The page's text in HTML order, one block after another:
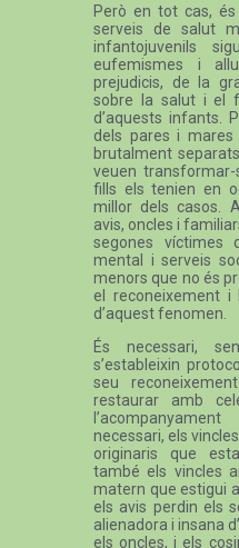
Però en tot cas,
serveis de salut
infantojuvenils
eufemismes i
prejudicis, de la
sobre la salut i el
d’aquests infants.
dels pares i
brutalment
veuen
fills els tenien en
millor dels casos.
avis, oncles i
segones víctimes
mental i serveis
menors que no és
el reconeixement i
d’aquest fenomen.
És necessari,
s’estableixin
seu
restaurar amb
necessari, els
originaris que
també els vincles
matern que estigui
els avis perdin els
alienadora i insana
els oncles, i els